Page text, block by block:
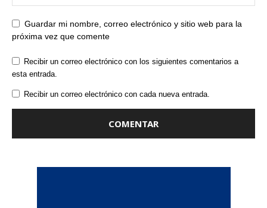
Guardar mi nombre, correo electrónico y sitio web para la
próxima vez que comente
Recibir un correo electrónico con los siguientes comentarios a
esta entrada.
Recibir un correo electrónico con cada nueva entrada.